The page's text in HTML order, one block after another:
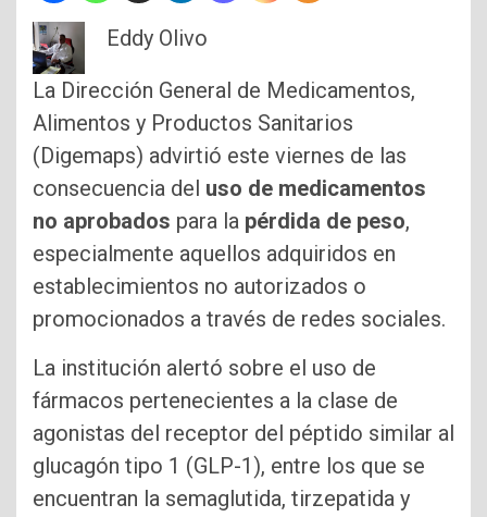
Eddy Olivo
La Dirección General de Medicamentos,
Alimentos y Productos Sanitarios
(Digemaps) advirtió este viernes de las
consecuencia del uso de medicamentos
no aprobados para la pérdida de peso,
especialmente aquellos adquiridos en
establecimientos no autorizados o
promocionados a través de redes sociales.
La institución alertó sobre el uso de
fármacos pertenecientes a la clase de
agonistas del receptor del péptido similar al
glucagón tipo 1 (GLP-1), entre los que se
encuentran la semaglutida, tirzepatida y